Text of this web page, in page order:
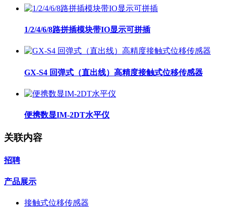
1/2/4/6/8路拼插模块带IO显示可拼插
GX-S4 回弹式（直出线）高精度接触式位移传感器
便携数显IM-2DT水平仪
关联内容
招聘
产品展示
接触式位移传感器